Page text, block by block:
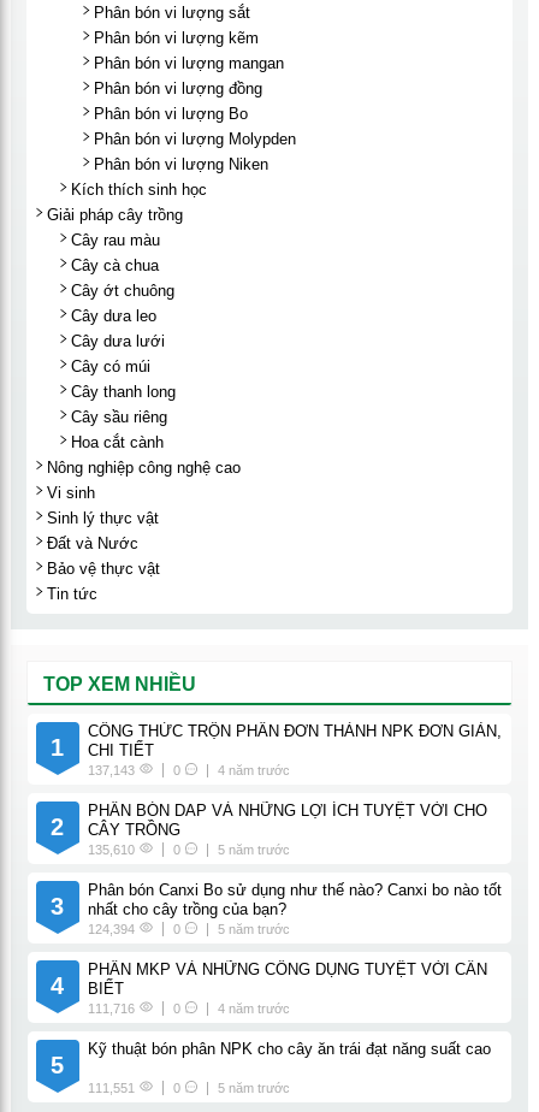
Phân bón vi lượng sắt
Phân bón vi lượng kẽm
Phân bón vi lượng mangan
Phân bón vi lượng đồng
Phân bón vi lượng Bo
Phân bón vi lượng Molypden
Phân bón vi lượng Niken
Kích thích sinh học
Giải pháp cây trồng
Cây rau màu
Cây cà chua
Cây ớt chuông
Cây dưa leo
Cây dưa lưới
Cây có múi
Cây thanh long
Cây sầu riêng
Hoa cắt cành
Nông nghiệp công nghệ cao
Vi sinh
Sinh lý thực vật
Đất và Nước
Bảo vệ thực vật
Tin tức
TOP XEM NHIỀU
1
CÔNG THỨC TRỘN PHÂN ĐƠN THÀNH NPK ĐƠN GIẢN,
CHI TIẾT
137,143 0 4 năm trước
2
PHÂN BÓN DAP VÀ NHỮNG LỢI ÍCH TUYỆT VỜI CHO
CÂY TRỒNG
135,610 0 5 năm trước
3
Phân bón Canxi Bo sử dụng như thế nào? Canxi bo nào tốt
nhất cho cây trồng của bạn?
124,394 0 5 năm trước
4
PHÂN MKP VÀ NHỮNG CÔNG DỤNG TUYỆT VỜI CẦN
BIẾT
111,716 0 4 năm trước
5
Kỹ thuật bón phân NPK cho cây ăn trái đạt năng suất cao
111,551 0 5 năm trước